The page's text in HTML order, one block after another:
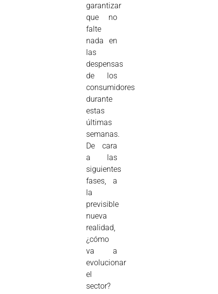
garantizar
que no
falte
nada en
las
despensas
de los
consumidores
durante
estas
últimas
semanas.
De cara
a las
siguientes
fases, a
la
previsible
nueva
realidad,
¿cómo
va a
evolucionar
el
sector?